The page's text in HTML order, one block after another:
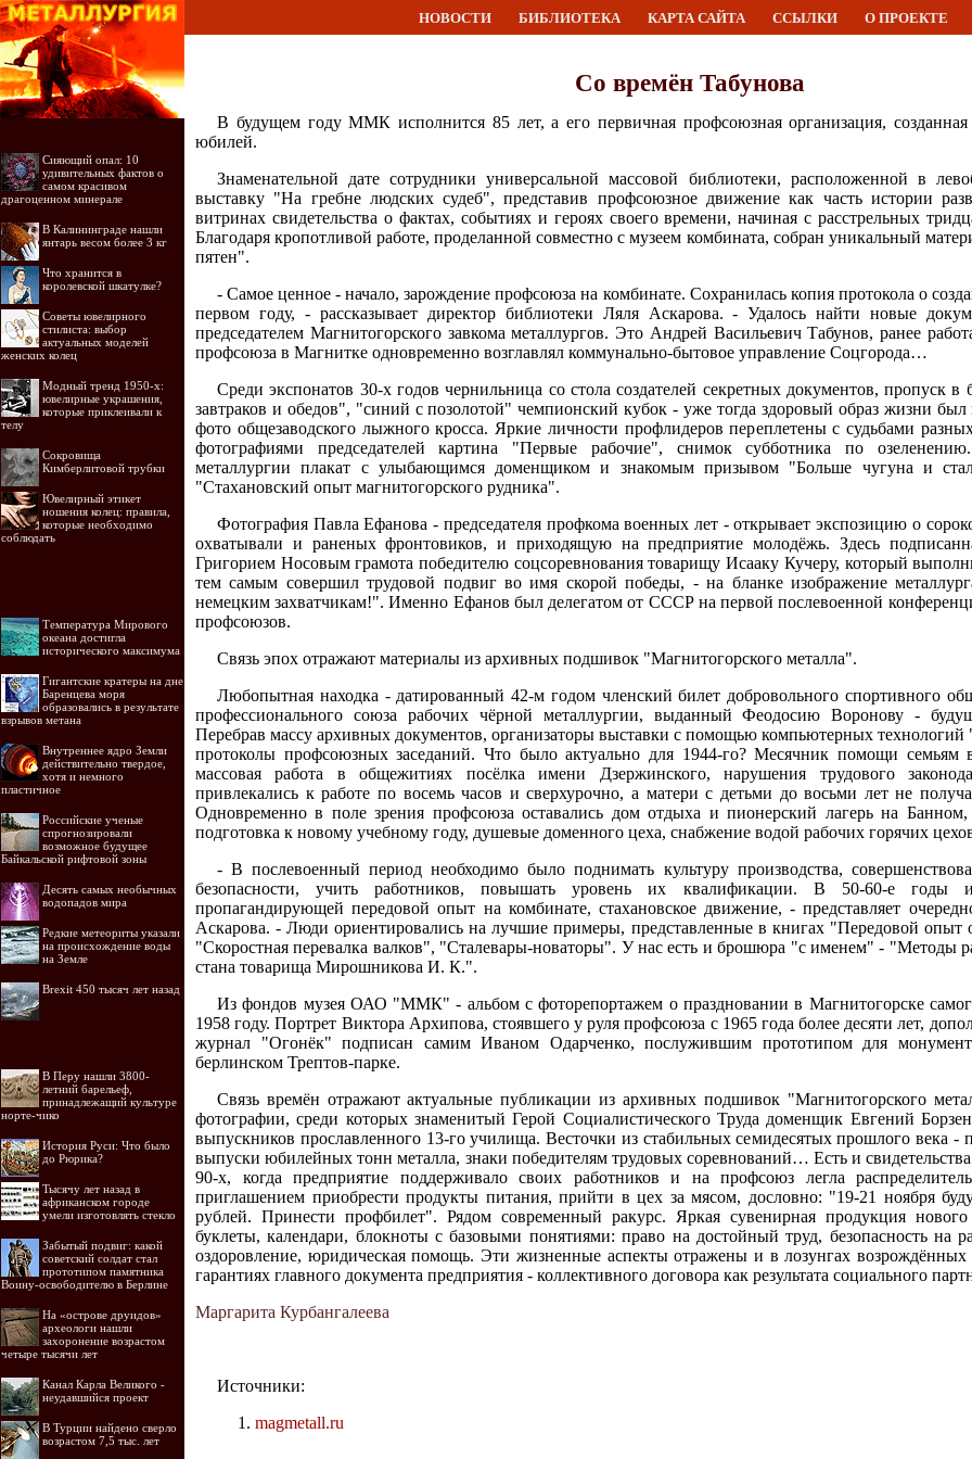
НОВОСТИ БИБЛИОТЕКА КАРТА САЙТА ССЫЛКИ О ПРОЕКТЕ
Сияющий опал: 10
удивительных фактов о
самом красивом
драгоценном минерале
В Калининграде нашли
янтарь весом более 3 кг
Что хранится в
королевской шкатулке?
Советы ювелирного
стилиста: выбор
актуальных моделей
женских колец
Модный тренд 1950-х:
ювелирные украшения,
которые приклеивали к
телу
Сокровища
Кимберлитовой трубки
Ювелирный этикет
ношения колец: правила,
которые необходимо
соблюдать
Температура Мирового
океана достигла
исторического максимума
Гигантские кратеры на дне
Баренцева моря
образовались в результате
взрывов метана
Внутреннее ядро Земли
действительно твердое,
хотя и немного
пластичное
Российские ученые
спрогнозировали
возможное будущее
Байкальской рифтовой зоны
Десять самых необычных
водопадов мира
Редкие метеориты указали
на происхождение воды
на Земле
Brexit 450 тысяч лет назад
В Перу нашли 3800-
летний барельеф,
принадлежащий культуре
норте-чико
История Руси: Что было
до Рюрика?
Тысячу лет назад в
африканском городе
умели изготовлять стекло
Забытый подвиг: какой
советский солдат стал
прототипом памятника
Воину-освободителю в Берлине
На «острове друидов»
археологи нашли
захоронение возрастом
четыре тысячи лет
Канал Карла Великого -
неудавшийся проект
В Турции найдено сверло
возрастом 7,5 тыс. лет
Со времён Табунова
В будущем году ММК исполнится 85 лет, а его первичная профсоюзная организация,
юбилей.
Знаменательной дате сотрудники универсальной массовой библиотеки, расположенной в
выставку "На гребне людских судеб", представив профсоюзное движение как часть истории
витринах свидетельства о фактах, событиях и героях своего времени, начиная с расстрельных
Благодаря кропотливой работе, проделанной совместно с музеем комбината, собран уникальный
пятен".
- Самое ценное - начало, зарождение профсоюза на комбинате. Сохранилась копия протокола о
первом году, - рассказывает директор библиотеки Ляля Аскарова. - Удалось найти новые
председателем Магнитогорского завкома металлургов. Это Андрей Васильевич Табунов, ранее
профсоюза в Магнитке одновременно возглавлял коммунально-бытовое управление Соцгорода…
Среди экспонатов 30-х годов чернильница со стола создателей секретных документов, пропуск
завтраков и обедов", "синий с позолотой" чемпионский кубок - уже тогда здоровый образ жизни был
фото общезаводского лыжного кросса. Яркие личности профлидеров переплетены с судьбами
фотографиями председателей картина "Первые рабочие", снимок субботника по
металлургии плакат с улыбающимся доменщиком и знакомым призывом "Больше чугуна и
"Стахановский опыт магнитогорского рудника".
Фотография Павла Ефанова - председателя профкома военных лет - открывает экспозицию о
охватывали и раненых фронтовиков, и приходящую на предприятие молодёжь. Здесь
Григорием Носовым грамота победителю соцсоревнования товарищу Исааку Кучеру, который
тем самым совершил трудовой подвиг во имя скорой победы, - на бланке изображение
немецким захватчикам!". Именно Ефанов был делегатом от СССР на первой послевоенной
профсоюзов.
Связь эпох отражают материалы из архивных подшивок "Магнитогорского металла".
Любопытная находка - датированный 42-м годом членский билет добровольного спортивного
профессионального союза рабочих чёрной металлургии, выданный Феодосию Воронову -
Перебрав массу архивных документов, организаторы выставки с помощью компьютерных
протоколы профсоюзных заседаний. Что было актуально для 1944-го? Месячник помощи семьям
массовая работа в общежитиях посёлка имени Дзержинского, нарушения трудового
привлекались к работе по восемь часов и сверхурочно, а матери с детьми до восьми лет не
Одновременно в поле зрения профсоюза оставались дом отдыха и пионерский лагерь на Банном,
подготовка к новому учебному году, душевые доменного цеха, снабжение водой рабочих горячих
- В послевоенный период необходимо было поднимать культуру производства,
безопасности, учить работников, повышать уровень их квалификации. В 50-60-е годы
пропагандирующей передовой опыт на комбинате, стахановское движение, - представляет
Аскарова. - Люди ориентировались на лучшие примеры, представленные в книгах "Передовой опыт
"Скоростная перевалка валков", "Сталевары-новаторы". У нас есть и брошюра "с именем" - "Методы
стана товарища Мирошникова И. К.".
Из фондов музея ОАО "ММК" - альбом с фоторепортажем о праздновании в Магнитогорске
1958 году. Портрет Виктора Архипова, стоявшего у руля профсоюза с 1965 года более десяти лет,
журнал "Огонёк" подписан самим Иваном Одарченко, послужившим прототипом для
берлинском Трептов-парке.
Связь времён отражают актуальные публикации из архивных подшивок "Магнитогорского
фотографии, среди которых знаменитый Герой Социалистического Труда доменщик Евгений
выпускников прославленного 13-го училища. Весточки из стабильных семидесятых прошлого века -
выпуски юбилейных тонн металла, знаки победителям трудовых соревнований… Есть и
90-х, когда предприятие поддерживало своих работников и на профсоюз легла
приглашением приобрести продукты питания, прийти в цех за мясом, дословно: "19-21 ноября
рублей. Принести профбилет". Рядом современный ракурс. Яркая сувенирная продукция
буклеты, календари, блокноты с базовыми понятиями: право на достойный труд, безопасность на
оздоровление, юридическая помощь. Эти жизненные аспекты отражены и в лозунгах
гарантиях главного документа предприятия - коллективного договора как результата социального
Маргарита Курбангалеева
Источники:
magmetall.ru